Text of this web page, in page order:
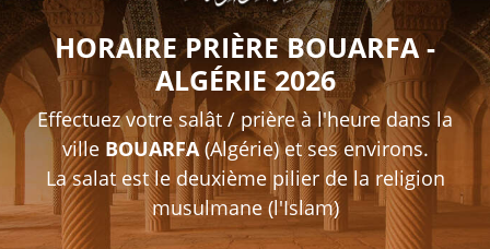
HORAIRE PRIÈRE BOUARFA -
ALGÉRIE 2026
Effectuez votre salât / prière à l'heure dans la
ville BOUARFA(Algérie) et ses environs.
La salat est le deuxième pilier de la religion
musulmane (l'Islam)